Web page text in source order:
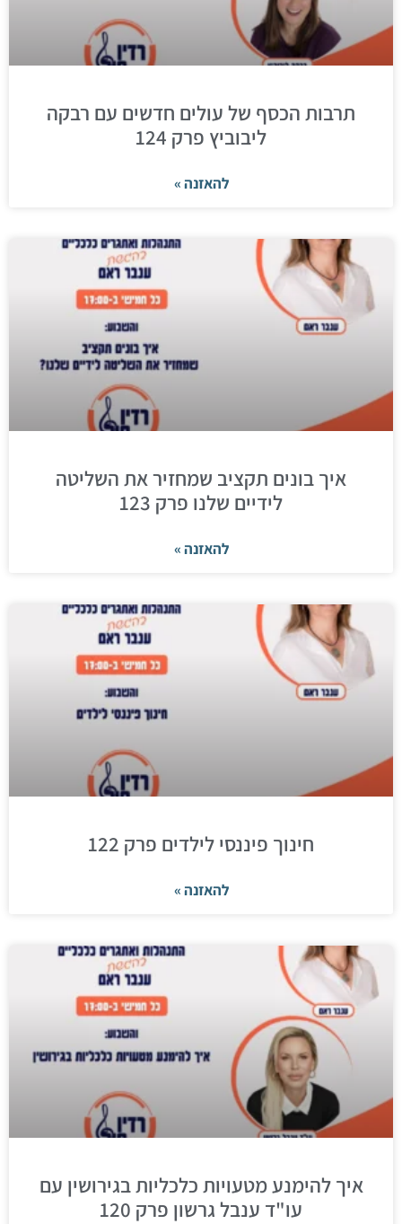
תרבות הכסף של עולים חדשים עם רבקה
ליבוביץ פרק 124
להאזנה »
איך בונים תקציב שמחזיר את השליטה
לידיים שלנו פרק 123
להאזנה »
חינוך פיננסי לילדים פרק 122
להאזנה »
איך להימנע מטעויות כלכליות בגירושין עם
עו"ד ענבל גרשון פרק 120